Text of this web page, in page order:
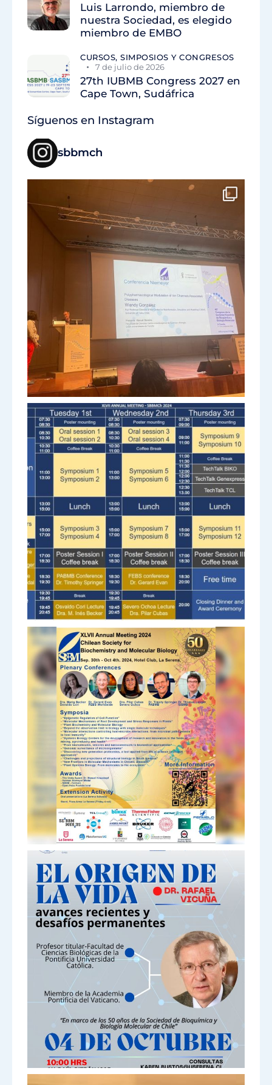
Luis Larrondo, miembro de
nuestra Sociedad, es elegido
miembro de EMBO
CURSOS, SIMPOSIOS Y CONGRESOS
7 de julio de 2026
27th IUBMB Congress 2027 en
Cape Town, Sudáfrica
Síguenos en Instagram
sbbmch